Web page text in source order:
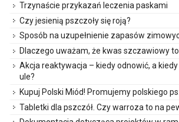
Trzynaście przykazań leczenia paskami
Czy jesienią pszczoły się roją?
Sposób na uzupełnienie zapasów
Dlaczego uważam, że kwas szczawiowy
Akcja reaktywacja – kiedy odnowić, a
ule?
Kupuj Polski Miód! Promujemy polskiego
Tabletki dla pszczół. Czy warroza to na